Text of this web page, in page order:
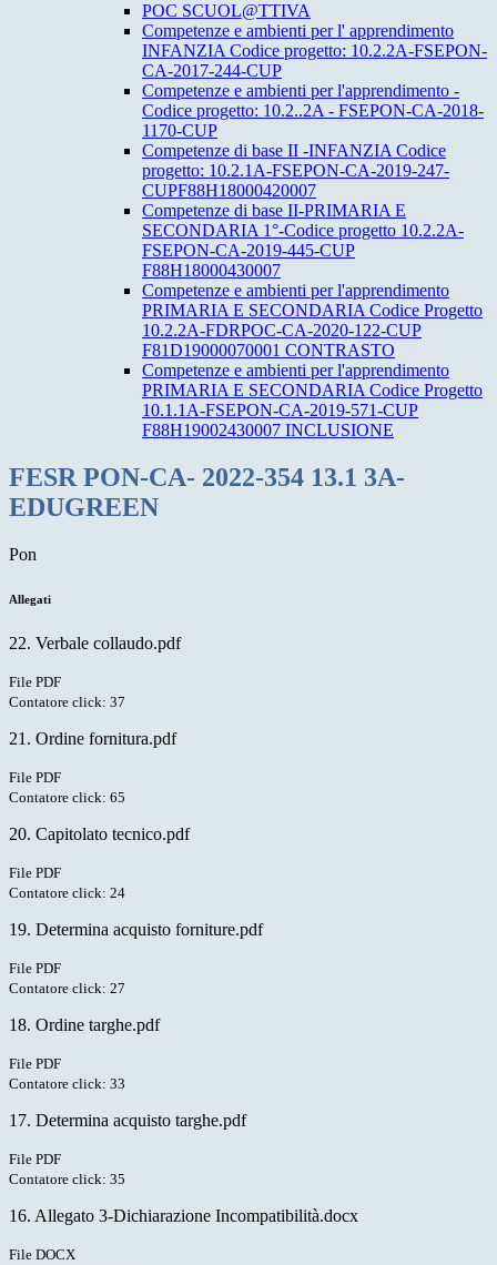
POC SCUOL@TTIVA
Competenze e ambienti per l' apprendimento
INFANZIA Codice progetto: 10.2.2A-FSEPON-
CA-2017-244-CUP
Competenze e ambienti per l'apprendimento -
Codice progetto: 10.2..2A - FSEPON-CA-2018-
1170-CUP
Competenze di base II -INFANZIA Codice
progetto: 10.2.1A-FSEPON-CA-2019-247-
CUPF88H18000420007
Competenze di base II-PRIMARIA E
SECONDARIA 1°-Codice progetto 10.2.2A-
FSEPON-CA-2019-445-CUP
F88H18000430007
Competenze e ambienti per l'apprendimento
PRIMARIA E SECONDARIA Codice Progetto
10.2.2A-FDRPOC-CA-2020-122-CUP
F81D19000070001 CONTRASTO
Competenze e ambienti per l'apprendimento
PRIMARIA E SECONDARIA Codice Progetto
10.1.1A-FSEPON-CA-2019-571-CUP
F88H19002430007 INCLUSIONE
FESR PON-CA- 2022-354 13.1 3A-
EDUGREEN
Pon
Allegati
22. Verbale collaudo.pdf
File PDF
Contatore click: 37
21. Ordine fornitura.pdf
File PDF
Contatore click: 65
20. Capitolato tecnico.pdf
File PDF
Contatore click: 24
19. Determina acquisto forniture.pdf
File PDF
Contatore click: 27
18. Ordine targhe.pdf
File PDF
Contatore click: 33
17. Determina acquisto targhe.pdf
File PDF
Contatore click: 35
16. Allegato 3-Dichiarazione Incompatibilità.docx
File DOCX